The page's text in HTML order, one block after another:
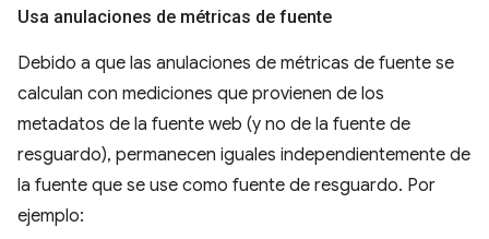
Usa anulaciones de métricas de fuente
Debido a que las anulaciones de métricas de fuente se
calculan con mediciones que provienen de los
metadatos de la fuente web (y no de la fuente de
resguardo), permanecen iguales independientemente de
la fuente que se use como fuente de resguardo. Por
ejemplo: